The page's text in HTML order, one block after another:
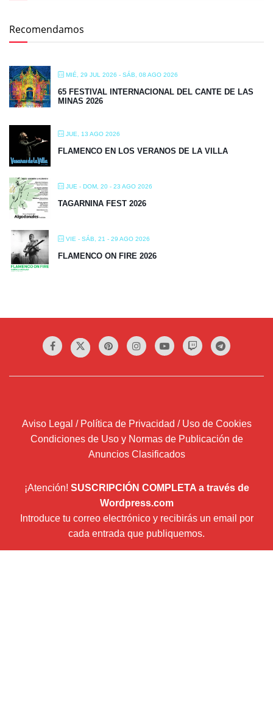
Recomendamos
MIÉ, 29 JUL 2026 - SÁB, 08 AGO 2026
65 FESTIVAL INTERNACIONAL DEL CANTE DE LAS
MINAS 2026
JUE, 13 AGO 2026
FLAMENCO EN LOS VERANOS DE LA VILLA
JUE - DOM, 20 - 23 AGO 2026
TAGARNINA FEST 2026
VIE - SÁB, 21 - 29 AGO 2026
FLAMENCO ON FIRE 2026
Aviso Legal / Política de Privacidad / Uso de Cookies
Condiciones de Uso y Normas de Publicación de
Anuncios Clasificados
¡Atención! SUSCRIPCIÓN COMPLETA a través de
Wordpress.com
Introduce tu correo electrónico y recibirás un email por
cada entrada que publiquemos.